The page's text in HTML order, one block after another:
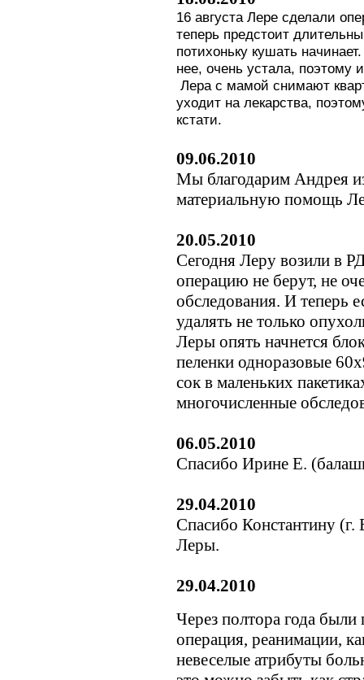
16 августа Лере сделали
теперь предстоит
потихоньку кушать
нее, очень устала, поэтому
Лера с мамой снимают
уходит на лекарства,
кстати.
09.06.2010
Мы благодарим Андрея
материальную помощь
20.05.2010
Сегодня Леру возили в
операцию не берут, не
обследования. И теперь
удалять не только
Леры опять начнется
пеленки одноразовые
сок в маленьких
многочисленные
06.05.2010
Спасибо Ирине Е.
29.04.2010
Спасибо Константину (г.
Леры.
29.04.2010
Через полтора года
операция, реанимации,
невеселые атрибуты